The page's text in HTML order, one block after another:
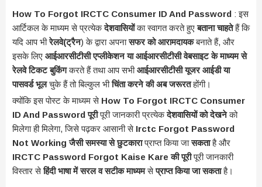
How To Forgot IRCTC Consumer ID And Password : इस
आर्टिकल के माध्यम से प्रत्येकदेशवासियोंका स्वागत करते हुएबताना चाहतेहैं कि
यदि आप भीरेलवे(ट्रैन) के द्वारा अपनासफर को आरामदायकबनाते हैं, और
इसके लिए आईआरसीटीसी एप्लीकेशन या आईआरसीटीसी वेबसाइट के माध्यम से
रेलवे टिकट बुकिंगकरते हैं तथा आप सभीआईआरसीटीसी यूजर आईडी या
पासवर्ड भूलचुके हैं तो बिल्कुल भीचिंता करने की अब जरूरतहोंगी।
क्योंकि इस पोस्ट के माध्यम से How To Forgot IRCTC Consumer
ID And Password पूरीपूरी जानकारी प्रत्येकदेशवासियों को देखनेको
मिलेगा ही मिलेगा, जिसे पढ़कर आसानी से Irctc Forgot Password
Not Working जैसी समस्या से छुटकाराप्राप्त किया जासकताहै और
IRCTC Password Forgot Kaise Kare की पूरीपूरी जानकारी
विस्तार सेहिंदी भाषा में सरल व सटीक माध्यमसेप्राप्त किया जा सकताहै।